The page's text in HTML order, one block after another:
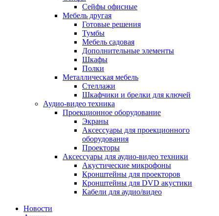
Сейфы офисные
Мебель другая
Готовые решения
Тумбы
Мебель садовая
Дополнительные элементы
Шкафы
Полки
Металлическая мебель
Стеллажи
Шкафчики и брелки для ключей
Аудио-видео техника
Проекционное оборудование
Экраны
Аксессуары для проекционного
оборудования
Проекторы
Аксессуары для аудио-видео техники
Акустические микрофоны
Кронштейны для проекторов
Кронштейны для DVD акустики
Кабели для аудио/видео
Новости